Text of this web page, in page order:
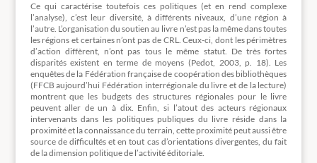
Ce qui caractérise toutefois ces politiques (et en rend complexe
l’analyse), c’est leur diversité, à différents niveaux, d’une région à
l’autre. L’organisation du soutien au livre n’est pas la même dans toutes
les régions et certaines n’ont pas de CRL. Ceux-ci, dont les périmètres
d’action diffèrent, n’ont pas tous le même statut. De très fortes
disparités existent en terme de moyens (Pedot, 2003, p. 18). Les
enquêtes de la Fédération française de coopération des bibliothèques
(FFCB aujourd’hui Fédération interrégionale du livre et de la lecture)
montrent que les budgets des structures régionales pour le livre
peuvent aller de un à dix. Enfin, si l’atout des acteurs régionaux
intervenants dans les politiques publiques du livre réside dans la
proximité et la connaissance du terrain, cette proximité peut aussi être
source de difficultés et en tout cas d’orientations divergentes, du fait
de la dimension politique de l’activité éditoriale.